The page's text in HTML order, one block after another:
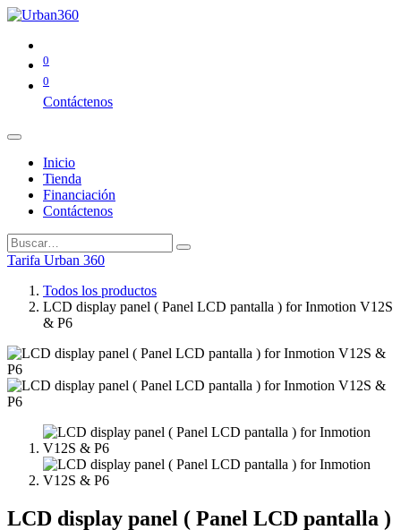
0
0
Contáctenos
Inicio
Tienda
Financiación
Contáctenos
Tarifa Urban 360
Todos los productos
LCD display panel ( Panel LCD pantalla ) for Inmotion V12S
& P6
LCD display panel ( Panel LCD pantalla )